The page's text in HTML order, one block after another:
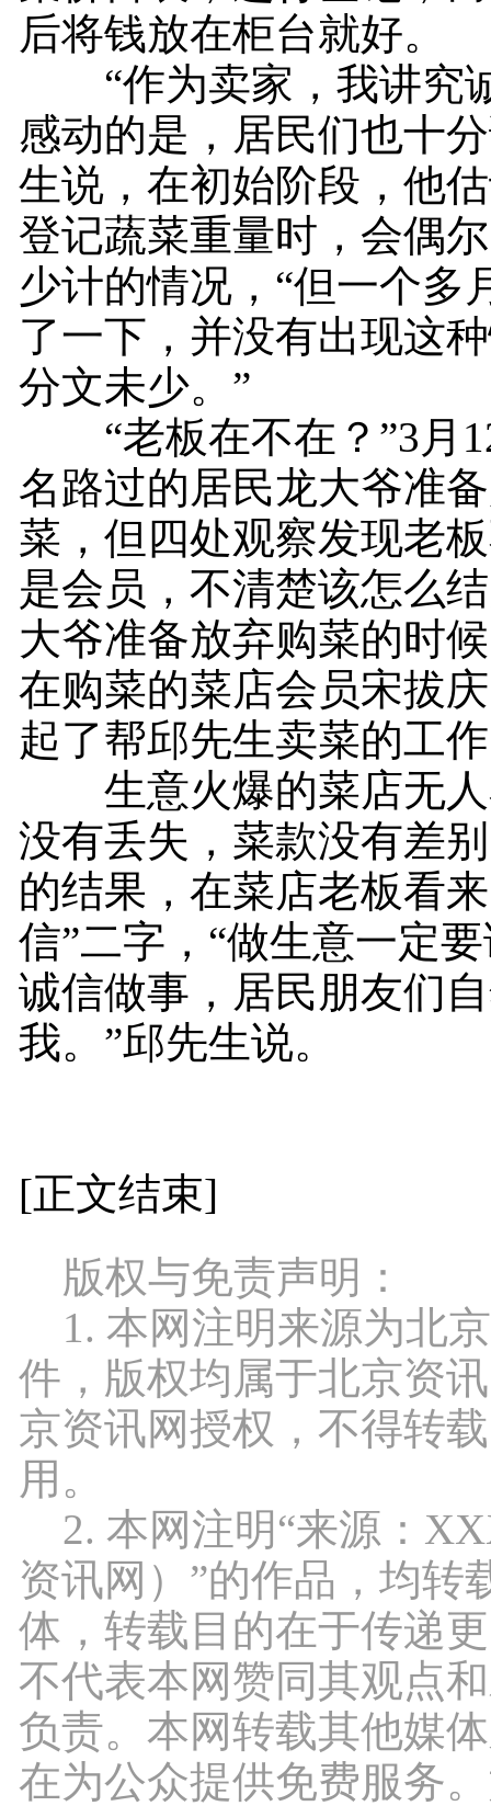
后将钱放在柜台就好。
“作为卖家，我讲究
感动的是，居民们也十
生说，在初始阶段，他
登记蔬菜重量时，会偶
少计的情况，“但一个多
了一下，并没有出现这
分文未少。”
“老板在不在？”3月
名路过的居民龙大爷准
菜，但四处观察发现老
是会员，不清楚该怎么
大爷准备放弃购菜的时
在购菜的菜店会员宋拔
起了帮邱先生卖菜的工
生意火爆的菜店无人
没有丢失，菜款没有差
的结果，在菜店老板看
信”二字，“做生意一定
诚信做事，居民朋友们
我。”邱先生说。
[正文结束]
版权与免责声明：
1. 本网注明来源为北
件，版权均属于北京资
京资讯网授权，不得转
用。
2. 本网注明“来源：
资讯网）”的作品，均转
体，转载目的在于传递
不代表本网赞同其观点
负责。本网转载其他媒
在为公众提供免费服务